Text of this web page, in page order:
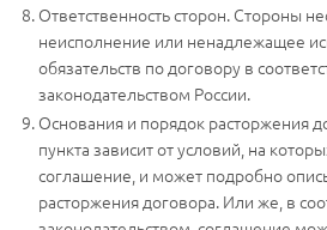
Ответственность сторон. Стороны
неисполнение или ненадлежащее
обязательств по договору в
законодательством России.
Основания и порядок расторжения
пункта зависит от условий, на
соглашение, и может подробно
расторжения договора. Или же, в